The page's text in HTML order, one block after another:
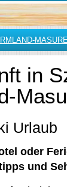
in
Urlaub
oder
und